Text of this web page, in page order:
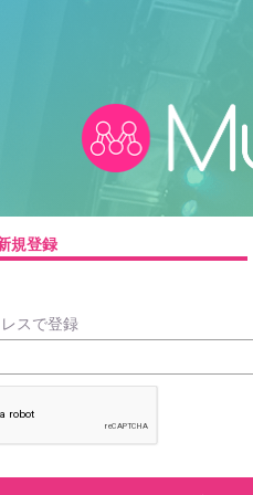
規登録
スで登録